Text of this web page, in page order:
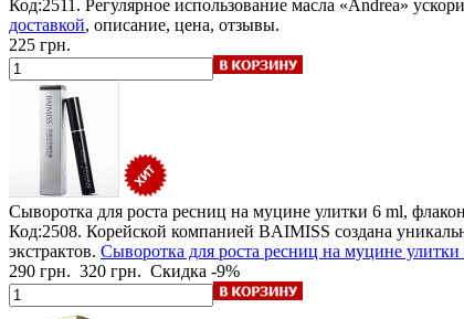
Код:2511. Регулярное использование масла «Andrea»
доставкой, описание, цена, отзывы.
225 грн.
Сыворотка для роста ресниц на муцине улитки 6 ml,
Код:2508. Корейской компанией BAIMISS создана
экстрактов. Сыворотка для роста ресниц на муцине
290 грн. 320 грн. Скидка -9%